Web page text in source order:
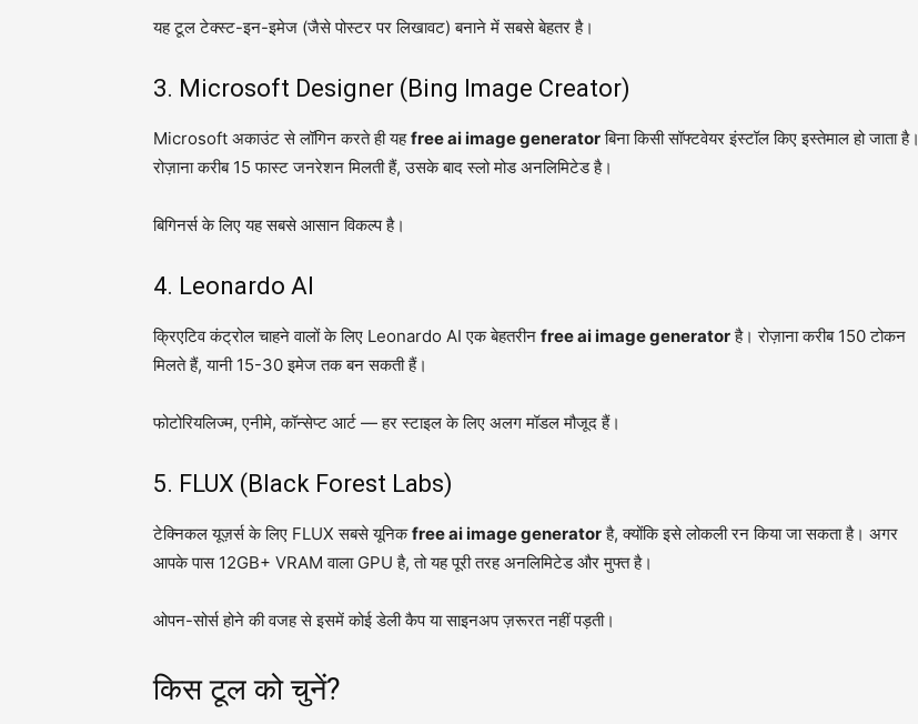
यह टूल टेक्स्ट-इन-इमेज (जैसे पोस्टर पर लिखावट) बनाने में सबसे बेहतर है।
3. Microsoft Designer (Bing Image Creator)
Microsoft अकाउंट से लॉगिन करते ही यहfree ai image generatorबिना किसी सॉफ्टवेयर इंस्टॉल किए इस्तेमाल हो जाता है।
रोज़ाना करीब 15 फास्ट जनरेशन मिलती हैं, उसके बाद स्लो मोड अनलिमिटेड है।
बिगिनर्स के लिए यह सबसे आसान विकल्प है।
4. Leonardo AI
क्रिएटिव कंट्रोल चाहने वालों के लिए Leonardo AI एक बेहतरीन free ai image generatorहै। रोज़ाना करीब 150 टोकन
मिलते हैं, यानी 15-30 इमेज तक बन सकती हैं।
फोटोरियलिज्म, एनीमे, कॉन्सेप्ट आर्ट — हर स्टाइल के लिए अलग मॉडल मौजूद हैं।
5. FLUX (Black Forest Labs)
टेक्निकल यूज़र्स के लिए FLUX सबसे यूनिकfree ai image generatorहै, क्योंकि इसे लोकली रन किया जा सकता है। अगर
आपके पास 12GB+ VRAM वाला GPU है, तो यह पूरी तरह अनलिमिटेड और मुफ्त है।
ओपन-सोर्स होने की वजह से इसमें कोई डेली कैप या साइनअप ज़रूरत नहीं पड़ती।
किस टूल को चुनें?